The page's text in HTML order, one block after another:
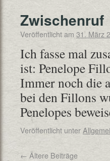
Zwischenruf
Veröffentlicht am 31. März
Ich fasse mal
ist: Penelope
Immer noch die
bei den Fillons
Penelopes
Veröffentlicht unter
← Ältere Beiträge